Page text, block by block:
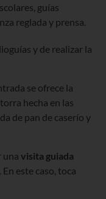
guías
reglada y prensa.
y de realizar la
se ofrece la
hecha en las
de pan de caserío y
una visita guiada
. En este caso, toca